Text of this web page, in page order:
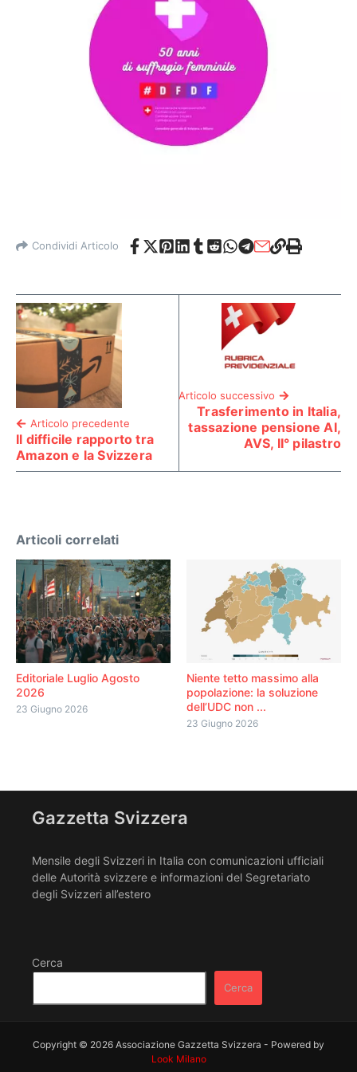
Condividi Articolo
Articolo precedente
Il difficile rapporto tra
Amazon e la Svizzera
Articolo successivo
Trasferimento in Italia,
tassazione pensione AI,
AVS, II° pilastro
Articoli correlati
Editoriale Luglio Agosto
2026
23 Giugno 2026
Niente tetto massimo alla
popolazione: la soluzione
dell’UDC non ...
23 Giugno 2026
Gazzetta Svizzera
Mensile degli Svizzeri in Italia con comunicazioni ufficiali
delle Autorità svizzere e informazioni del Segretariato
degli Svizzeri all’estero
Cerca
Cerca
Copyright © 2026 Associazione Gazzetta Svizzera - Powered by
Look Milano